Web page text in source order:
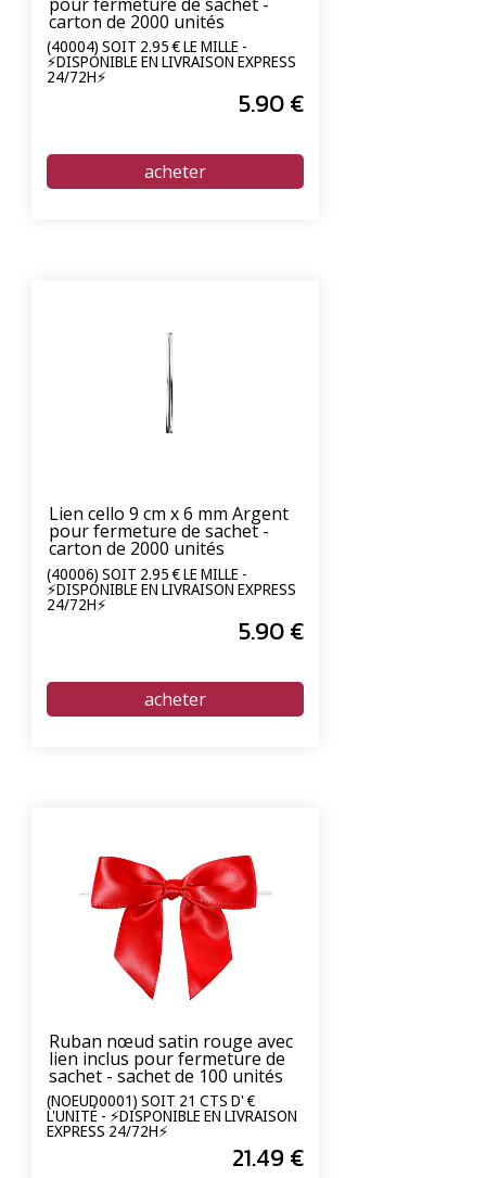
carton de 2000 unités
(40004) SOIT 2.95 € LE MILLE -
⚡DISPONIBLE EN LIVRAISON EXPRESS
24/72H⚡
5.90€
Lien cello 9 cm x 6 mm Argent
pour fermeture de sachet -
carton de 2000 unités
(40006) SOIT 2.95 € LE MILLE -
⚡DISPONIBLE EN LIVRAISON EXPRESS
24/72H⚡
5.90€
Ruban nœud satin rouge avec
lien inclus pour fermeture de
sachet - sachet de 100 unités
(NOEUD0001) SOIT 21 CTS D' €
L'UNITÉ - ⚡DISPONIBLE EN LIVRAISON
EXPRESS 24/72H⚡
21.49 €